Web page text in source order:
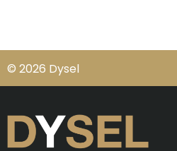
© 2026 Dysel